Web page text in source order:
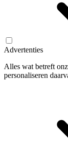
Advertenties
Alles wat betreft
personaliseren